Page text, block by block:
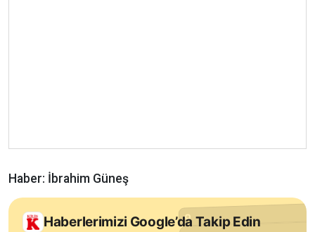
Haber: İbrahim Güneş
Haberlerimizi Google’da Takip Edin